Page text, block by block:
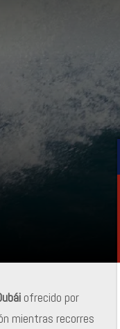
ofrecido por
mientras recorres